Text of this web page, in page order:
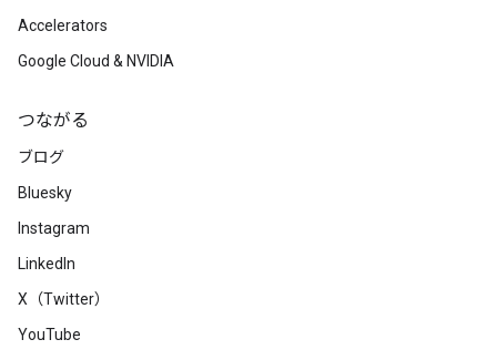
Accelerators
Google Cloud & NVIDIA
つながる
ブログ
Bluesky
Instagram
LinkedIn
X（Twitter）
YouTube